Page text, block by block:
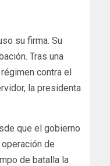
su firma. Su
Tras una
contra el
la presidenta
que el gobierno
de
de batalla la